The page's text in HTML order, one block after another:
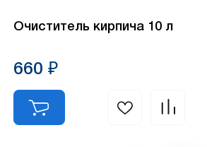
Очиститель кирпича 10 л
660 ₽